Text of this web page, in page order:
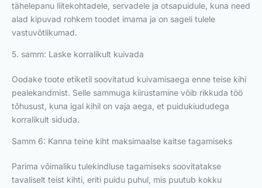
tähelepanu liitekohtadele, servadele ja otsapuidule, kuna need
alad kipuvad rohkem toodet imama ja on sageli tulele
vastuvõtlikumad.
5. samm: Laske korralikult kuivada
Oodake toote etiketil soovitatud kuivamisaega enne teise kihi
pealekandmist. Selle sammuga kiirustamine võib rikkuda töö
tõhusust, kuna igal kihil on vaja aega, et puidukiududega
korralikult siduda.
Samm 6: Kanna teine kiht maksimaalse kaitse tagamiseks
Parima võimaliku tulekindluse tagamiseks soovitatakse
tavaliselt teist kihti, eriti puidu puhul, mis puutub kokku